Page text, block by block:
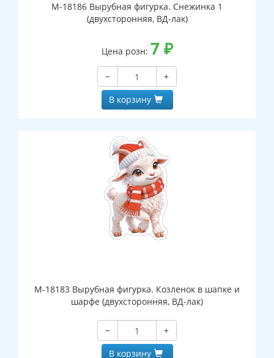
М-18186 Вырубная фигурка. Снежинка 1
(двухсторонняя, ВД-лак)
Цена розн: 7 ₽
−
+
В корзину
М-18183 Вырубная фигурка. Козленок в шапке и
шарфе (двухсторонняя, ВД-лак)
−
+
В корзину